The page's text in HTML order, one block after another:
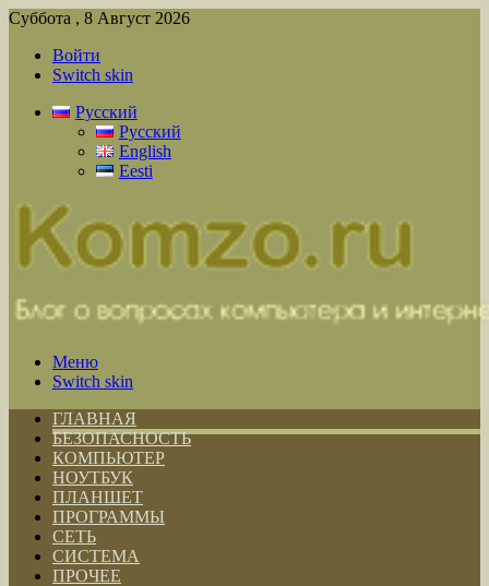
Суббота , 8 Август 2026
Войти
Switch skin
Русский
Русский
English
Eesti
Меню
Switch skin
ГЛАВНАЯ
БЕЗОПАСНОСТЬ
КОМПЬЮТЕР
НОУТБУК
ПЛАНШЕТ
ПРОГРАММЫ
СЕТЬ
СИСТЕМА
ПРОЧЕЕ